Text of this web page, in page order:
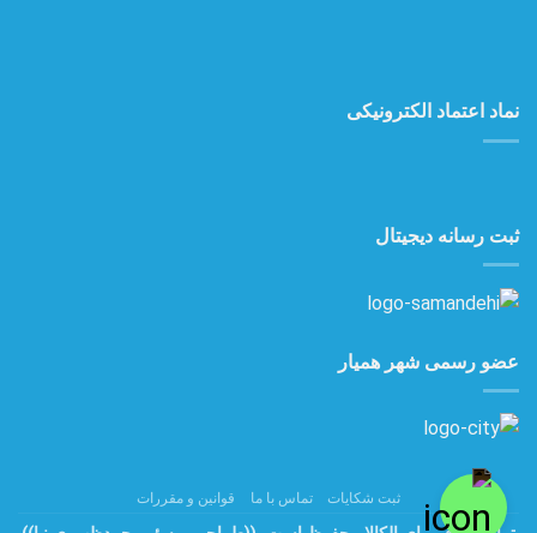
نماد اعتماد الکترونیکی
ثبت رسانه دیجیتال
عضو رسمی شهر همیار
ثبت شکایات تماس با ما قوانین و مقررات